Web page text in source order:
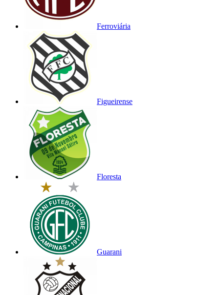
Ferroviária
Figueirense
Floresta
Guarani